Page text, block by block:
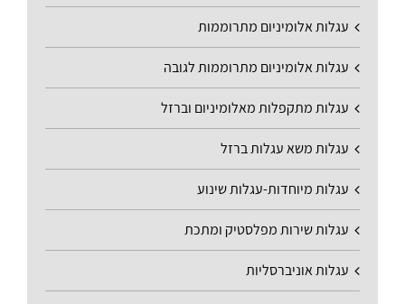
עגלות אלומיניום מתרוממות
עגלות אלומיניום מתרוממות לגובה
עגלות מתקפלות מאלומיניום וברזל
עגלות משא עגלות ברזל
עגלות מיוחדות-עגלות שינוע
עגלות שירות מפלסטיק ומתכת
עגלות אוניברסליות